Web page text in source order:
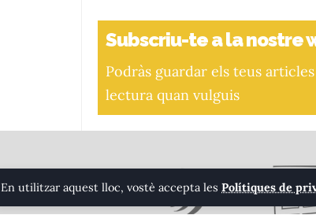
En utilitzar aquest lloc, vostè accepta les Polítiques de
Subscriu-te a la nostre
Podràs guardar els teus
lectura quan vulguis